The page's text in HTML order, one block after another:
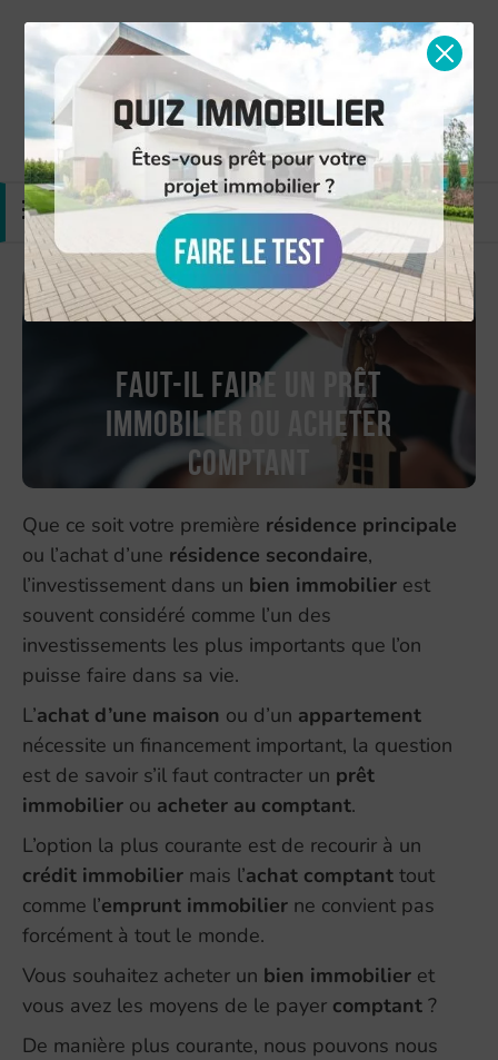
Simulation gratuite Nous contacter
MENU
Faut-il faire un prêt
immobilier ou acheter
comptant
Que ce soit votre première résidence principale
ou l’achat d’une résidence secondaire,
l’investissement dans un bien immobilier est
souvent considéré comme l’un des
investissements les plus importants que l’on
puisse faire dans sa vie.
L’achat d’une maison ou d’un appartement
nécessite un financement important, la question
est de savoir s’il faut contracter un prêt
immobilier ou acheter au comptant.
L’option la plus courante est de recourir à un
crédit immobilier mais l’achat comptant tout
comme l’emprunt immobilier ne convient pas
forcément à tout le monde.
Vous souhaitez acheter un bien immobilier et
vous avez les moyens de le payer comptant ?
De manière plus courante, nous pouvons nous